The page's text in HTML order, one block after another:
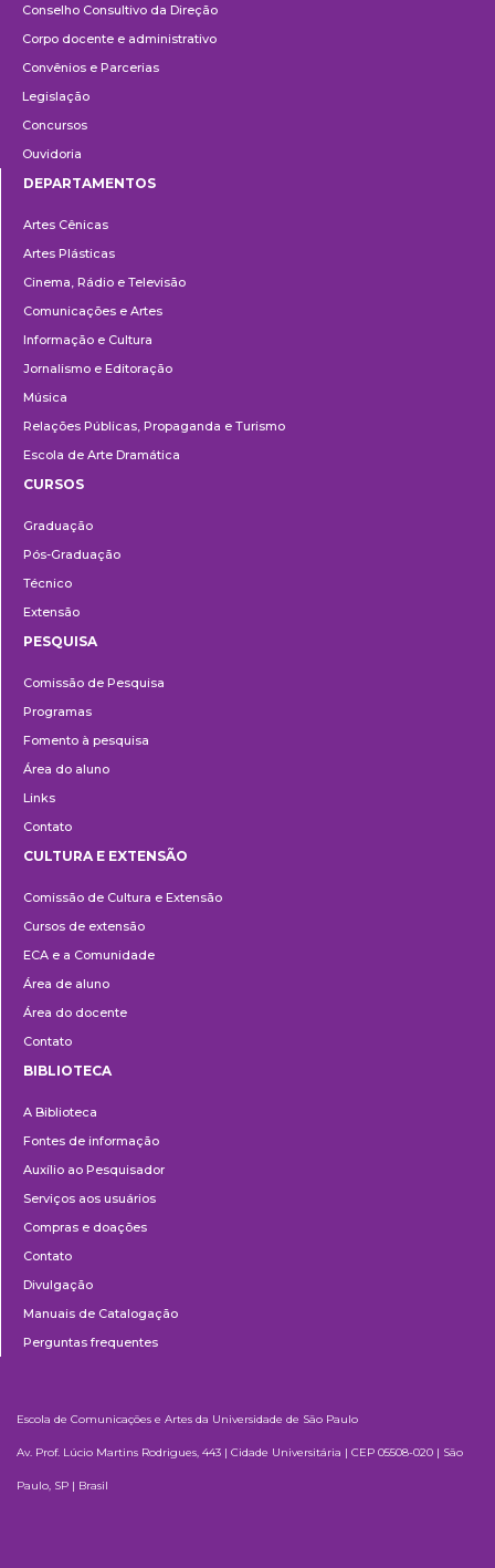
Conselho Consultivo da Direção
Corpo docente e administrativo
Convênios e Parcerias
Legislação
Concursos
Ouvidoria
DEPARTAMENTOS
Artes Cênicas
Artes Plásticas
Cinema, Rádio e Televisão
Comunicações e Artes
Informação e Cultura
Jornalismo e Editoração
Música
Relações Públicas, Propaganda e Turismo
Escola de Arte Dramática
CURSOS
Graduação
Pós-Graduação
Técnico
Extensão
PESQUISA
Comissão de Pesquisa
Programas
Fomento à pesquisa
Área do aluno
Links
Contato
e
Extensão
CULTURA E EXTENSÃO
Comissão de Cultura e Extensão
Cursos de extensão
ECA e a Comunidade
Área de aluno
Área do docente
Contato
BIBLIOTECA
A Biblioteca
Fontes de informação
Auxílio ao Pesquisador
Serviços aos usuários
Compras e doações
Contato
Divulgação
Manuais de Catalogação
Perguntas frequentes
Escola de Comunicações e Artes da Universidade de São Paulo
Av. Prof. Lúcio Martins Rodrigues, 443 | Cidade Universitária | CEP 05508-020 | São
Paulo, SP | Brasil